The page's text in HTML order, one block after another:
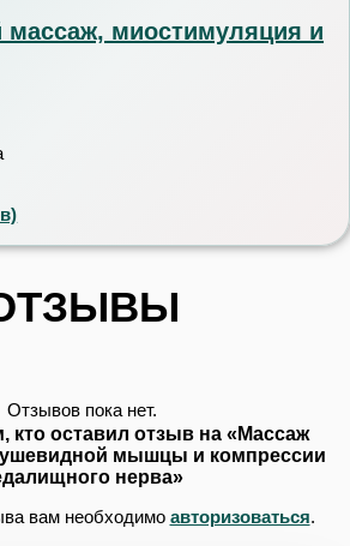
массаж, миостимуляция и
Отзывов пока нет.
кто оставил отзыв на «Массаж
мышцы и компрессии
нерва»
вам необходимо авторизоваться.